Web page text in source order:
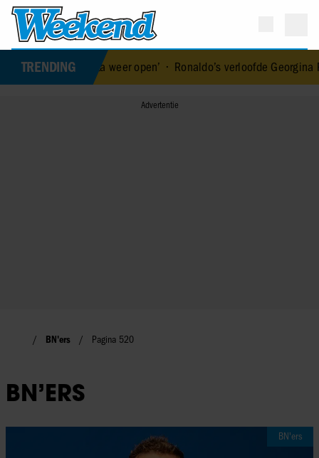
TRENDING
los: ‘Ik sta weer open’•Ronaldo’s verloofde Georgina
BN'ers Pagina 520
BN’ERS
BN'ers